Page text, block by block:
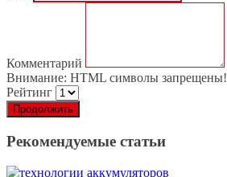
Комментарий
Внимание: HTML символы запрещены!
Рейтинг
Продолжить
Рекомендуемые статьи